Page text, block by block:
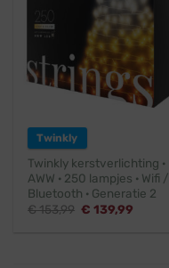
Twinkly
Twinkly kerstverlichting ·
AWW · 250 lampjes · Wifi /
Bluetooth · Generatie 2
€153,99 Oorspronkelijke
€ 139,99